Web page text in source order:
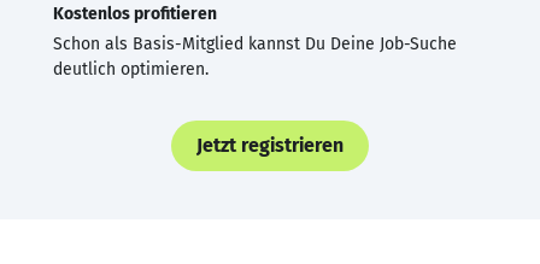
Kostenlos profitieren
Schon als Basis-Mitglied kannst Du Deine Job-Suche
deutlich optimieren.
Jetzt registrieren